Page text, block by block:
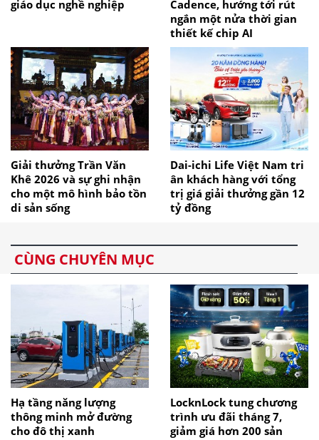
giáo dục nghề nghiệp
Cadence, hướng tới rút
ngắn một nửa thời gian
thiết kế chip AI
Giải thưởng Trần Văn
Khê 2026 và sự ghi nhận
cho một mô hình bảo tồn
di sản sống
Dai-ichi Life Việt Nam tri
ân khách hàng với tổng
trị giá giải thưởng gần 12
tỷ đồng
CÙNG CHUYÊN MỤC
Hạ tầng năng lượng
thông minh mở đường
cho đô thị xanh
LocknLock tung chương
trình ưu đãi tháng 7,
giảm giá hơn 200 sản